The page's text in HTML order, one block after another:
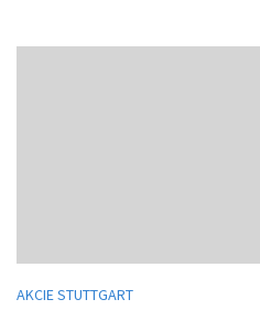
AKCIE STUTTGART